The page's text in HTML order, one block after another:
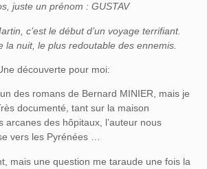
juste un prénom : GUSTAV
c’est le début d’un voyage terrifiant.
la nuit, le plus redoutable des ennemis.
découverte pour moi:
des romans de Bernard MINIER, mais je
documenté, tant sur la maison
arcanes des hôpitaux, l’auteur nous
vers les Pyrénées …
mais une question me taraude une fois la